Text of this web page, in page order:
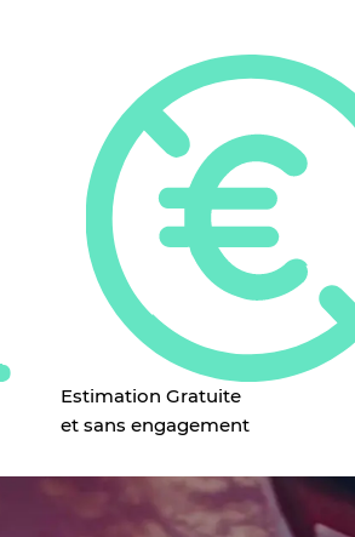
Estimation Gratuite
et sans engagement